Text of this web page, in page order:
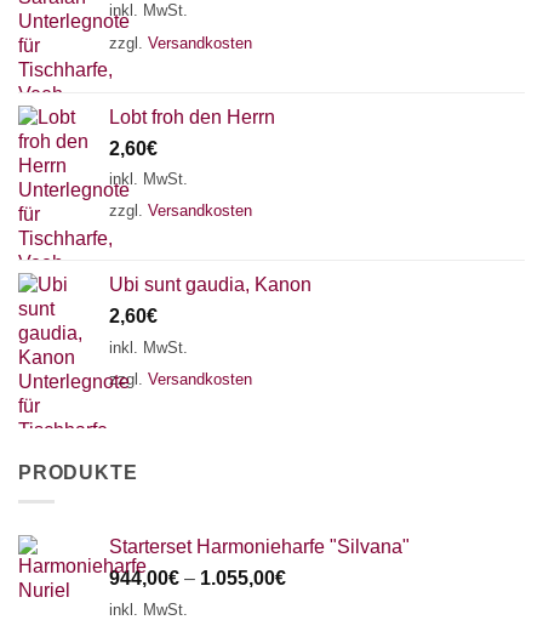
inkl. MwSt.
zzgl. Versandkosten
Lobt froh den Herrn
2,60€
inkl. MwSt.
zzgl. Versandkosten
Ubi sunt gaudia, Kanon
2,60€
inkl. MwSt.
zzgl. Versandkosten
PRODUKTE
Starterset Harmonieharfe "Silvana"
944,00€ – 1.055,00€
inkl. MwSt.